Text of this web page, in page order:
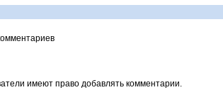
имеют право добавлять комментарии.